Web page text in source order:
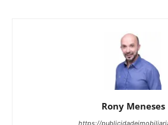
Rony Meneses
https://